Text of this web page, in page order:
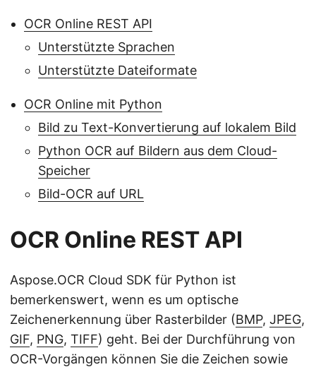
OCR Online REST API
Unterstützte Sprachen
Unterstützte Dateiformate
OCR Online mit Python
Bild zu Text-Konvertierung auf lokalem Bild
Python OCR auf Bildern aus dem Cloud-
Speicher
Bild-OCR auf URL
OCR Online REST API
Aspose.OCR Cloud SDK für Python ist
bemerkenswert, wenn es um optische
Zeichenerkennung über Rasterbilder (BMP, JPEG,
GIF, PNG, TIFF) geht. Bei der Durchführung von
OCR-Vorgängen können Sie die Zeichen sowie